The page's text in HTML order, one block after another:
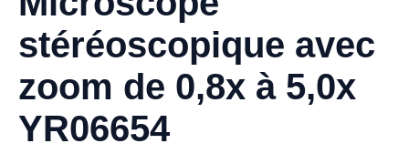
stéréoscopique avec
zoom de 0,8x à 5,0x
YR06654